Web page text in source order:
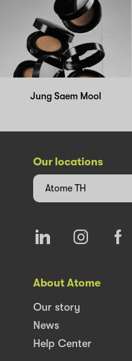
Jung Saem Mool
Our locations
Atome TH
About Atome
Our story
News
Help Center